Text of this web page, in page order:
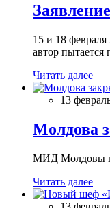
15 и 18
автор пытается
Читать далее
13
Молдова
МИД Молдовы
Читать далее